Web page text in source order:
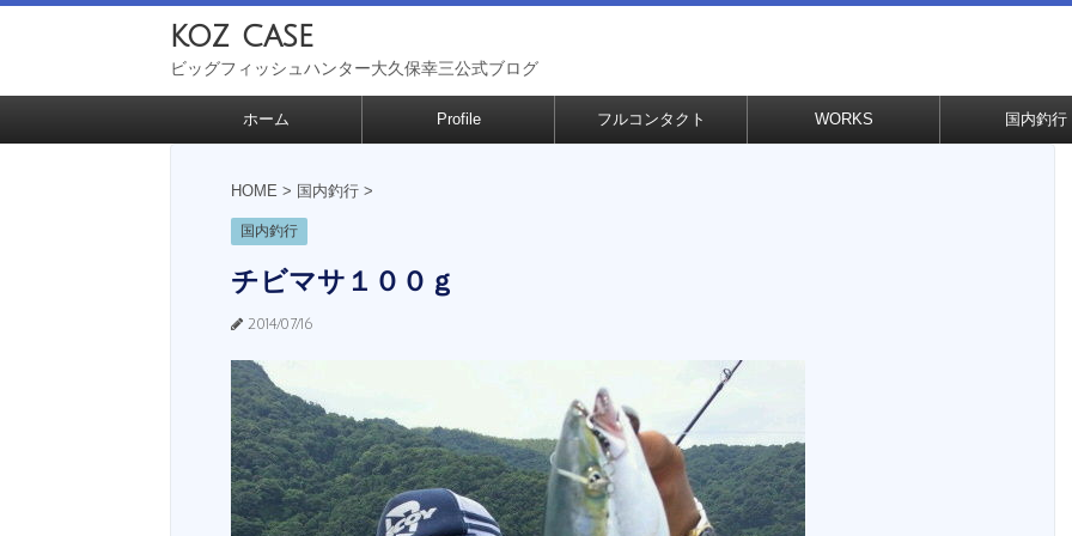
koz case
ビッグフィッシュハンター大久保幸三公式ブログ
ホーム Profile フルコンタクト WORKS 国内釣行
HOME > 国内釣行 >
国内釣行
チビマサ１００ｇ
2014/07/16